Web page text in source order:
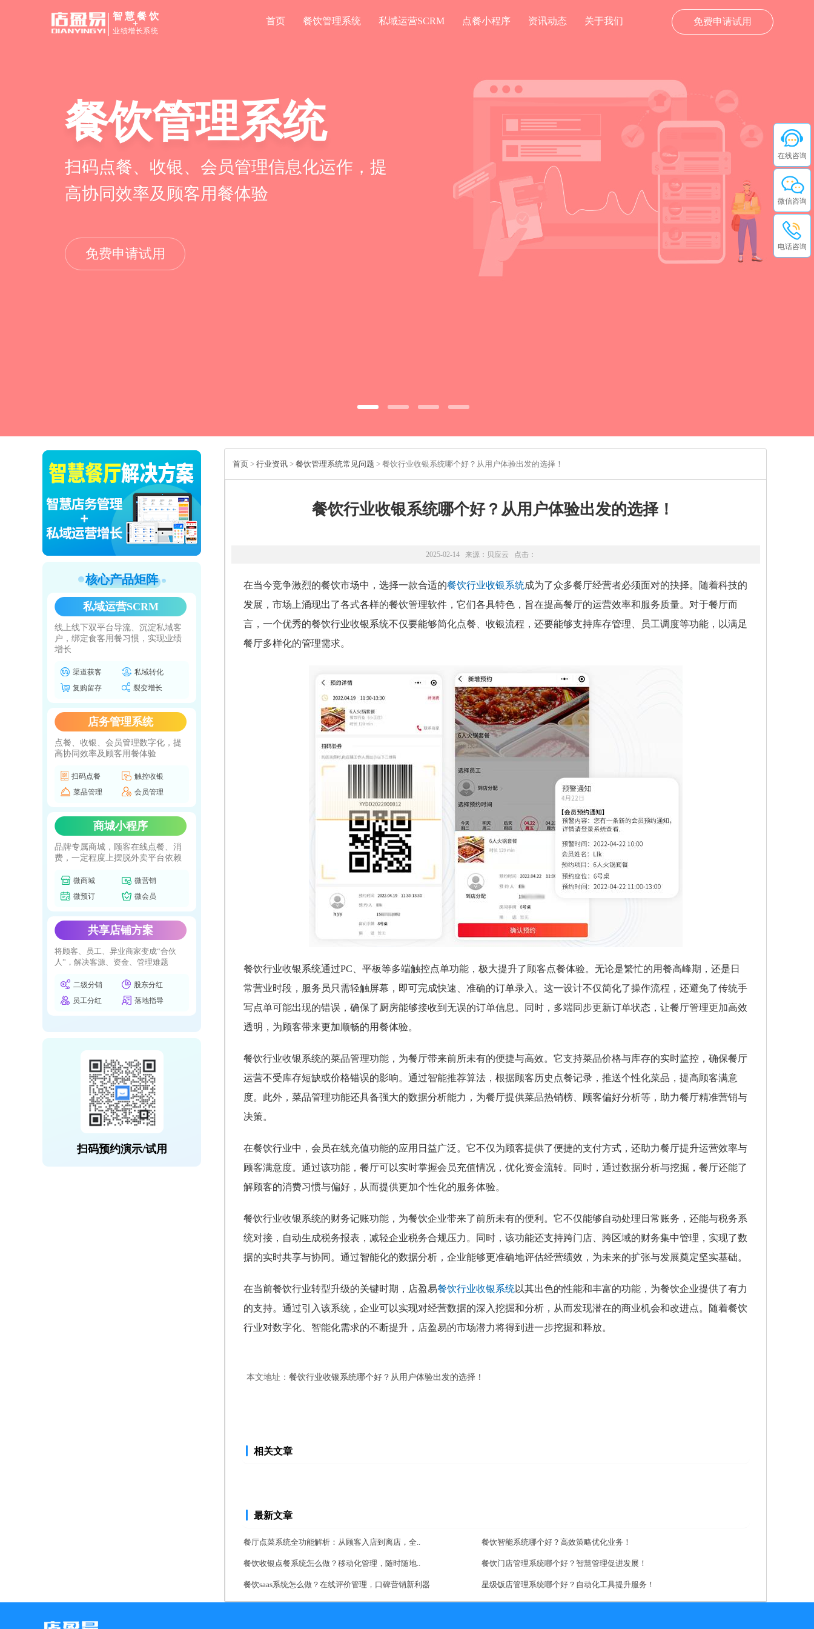
免费申请试用
智慧餐饮
+
业绩增长系统
首页 餐饮管理系统 私域运营SCRM 点餐小程序 资讯动态 关于我们
餐饮管理系统
扫码点餐、收银、会员管理信息化运作，提
高协同效率及顾客用餐体验
免费申请试用
核心产品矩阵
私域运营SCRM
线上线下双平台导流、沉淀私域客
户，绑定食客用餐习惯，实现业绩
增长
渠道获客
私域转化
复购留存
裂变增长
店务管理系统
点餐、收银、会员管理数字化，提
高协同效率及顾客用餐体验
扫码点餐
触控收银
菜品管理
会员管理
商城小程序
品牌专属商城，顾客在线点餐、消
费，一定程度上摆脱外卖平台依赖
微商城
微营销
微预订
微会员
共享店铺方案
将顾客、员工、异业商家变成“合伙
人”，解决客源、资金、管理难题
二级分销
股东分红
员工分红
落地指导
扫码预约演示/试用
首页 > 行业资讯 > 餐饮管理系统常见问题 > 餐饮行业收银系统哪个好？从用户体验出发的选择！
餐饮行业收银系统哪个好？从用户体验出发的选择！
2025-02-14 来源： 贝应云 点击：
在当今竞争激烈的餐饮市场中，选择一款合适的餐饮行业收银系统成为了众多餐厅经营者必须面对的抉择。随着科技的
发展，市场上涌现出了各式各样的餐饮管理软件，它们各具特色，旨在提高餐厅的运营效率和服务质量。对于餐厅而
言，一个优秀的餐饮行业收银系统不仅要能够简化点餐、收银流程，还要能够支持库存管理、员工调度等功能，以满足
餐厅多样化的管理需求。
餐饮行业收银系统通过PC、平板等多端触控点单功能，极大提升了顾客点餐体验。无论是繁忙的用餐高峰期，还是日
常营业时段，服务员只需轻触屏幕，即可完成快速、准确的订单录入。这一设计不仅简化了操作流程，还避免了传统手
写点单可能出现的错误，确保了厨房能够接收到无误的订单信息。同时，多端同步更新订单状态，让餐厅管理更加高效
透明，为顾客带来更加顺畅的用餐体验。
餐饮行业收银系统的菜品管理功能，为餐厅带来前所未有的便捷与高效。它支持菜品价格与库存的实时监控，确保餐厅
运营不受库存短缺或价格错误的影响。通过智能推荐算法，根据顾客历史点餐记录，推送个性化菜品，提高顾客满意
度。此外，菜品管理功能还具备强大的数据分析能力，为餐厅提供菜品热销榜、顾客偏好分析等，助力餐厅精准营销与
决策。
在餐饮行业中，会员在线充值功能的应用日益广泛。它不仅为顾客提供了便捷的支付方式，还助力餐厅提升运营效率与
顾客满意度。通过该功能，餐厅可以实时掌握会员充值情况，优化资金流转。同时，通过数据分析与挖掘，餐厅还能了
解顾客的消费习惯与偏好，从而提供更加个性化的服务体验。
餐饮行业收银系统的财务记账功能，为餐饮企业带来了前所未有的便利。它不仅能够自动处理日常账务，还能与税务系
统对接，自动生成税务报表，减轻企业税务合规压力。同时，该功能还支持跨门店、跨区域的财务集中管理，实现了数
据的实时共享与协同。通过智能化的数据分析，企业能够更准确地评估经营绩效，为未来的扩张与发展奠定坚实基础。
在当前餐饮行业转型升级的关键时期，店盈易餐饮行业收银系统以其出色的性能和丰富的功能，为餐饮企业提供了有力
的支持。通过引入该系统，企业可以实现对经营数据的深入挖掘和分析，从而发现潜在的商业机会和改进点。随着餐饮
行业对数字化、智能化需求的不断提升，店盈易的市场潜力将得到进一步挖掘和释放。
本文地址： 餐饮行业收银系统哪个好？从用户体验出发的选择！
相关文章
最新文章
餐厅点菜系统全功能解析：从顾客入店到离店，全.. 餐饮智能系统哪个好？高效策略优化业务！
餐饮收银点餐系统怎么做？移动化管理，随时随地.. 餐饮门店管理系统哪个好？智慧管理促进发展！
餐饮saas系统怎么做？在线评价管理，口碑营销新利器 星级饭店管理系统哪个好？自动化工具提升服务！
在线咨询
微信咨询
电话咨询